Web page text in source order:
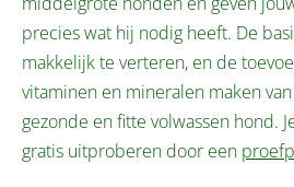
precies wat hij nodig heeft. De
makkelijk te verteren, en de
vitaminen en mineralen maken
gezonde en fitte volwassen hond.
gratis uitproberen door een